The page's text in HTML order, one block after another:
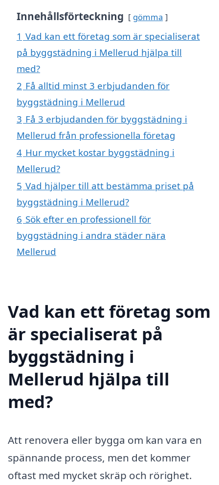
Innehållsförteckning gömma
1 Vad kan ett företag som är specialiserat
på byggstädning i Mellerud hjälpa till
med?
2 Få alltid minst 3 erbjudanden för
byggstädning i Mellerud
3 Få 3 erbjudanden för byggstädning i
Mellerud från professionella företag
4 Hur mycket kostar byggstädning i
Mellerud?
5 Vad hjälper till att bestämma priset på
byggstädning i Mellerud?
6 Sök efter en professionell för
byggstädning i andra städer nära
Mellerud
Vad kan ett företag som
är specialiserat på
byggstädning i
Mellerud hjälpa till
med?
Att renovera eller bygga om kan vara en
spännande process, men det kommer
oftast med mycket skräp och rörighet.